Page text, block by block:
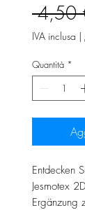
4,50
IVA inclusa |
Quantità *
Entdecken
Jesmotex
Ergänzung